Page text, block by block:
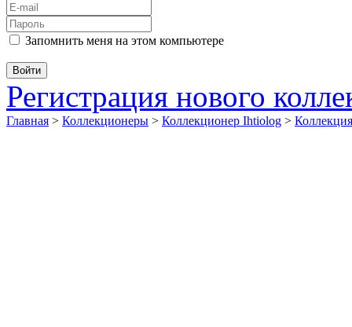
Запомнить меня на этом компьютере
Регистрация нового
Главная > Коллекционеры > Коллекционер Ihtiolog >